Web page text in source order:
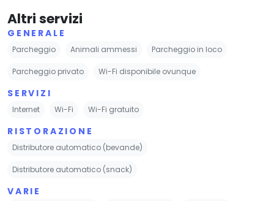
Altri servizi
GENERALE
Parcheggio Animali ammessi Parcheggio in loco
Parcheggio privato Wi-Fi disponibile ovunque
SERVIZI
Internet Wi-Fi Wi-Fi gratuito
RISTORAZIONE
Distributore automatico (bevande)
Distributore automatico (snack)
VARIE